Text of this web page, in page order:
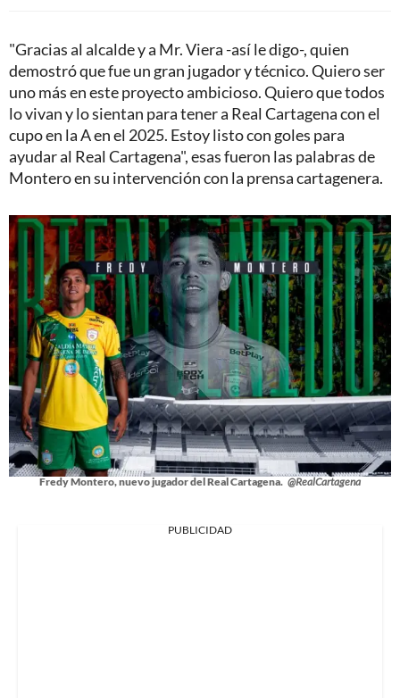
"Gracias al alcalde y a Mr. Viera -así le digo-, quien
demostró que fue un gran jugador y técnico. Quiero ser
uno más en este proyecto ambicioso. Quiero que todos
lo vivan y lo sientan para tener a Real Cartagena con el
cupo en la A en el 2025. Estoy listo con goles para
ayudar al Real Cartagena", esas fueron las palabras de
Montero en su intervención con la prensa cartagenera.
Fredy Montero, nuevo jugador del Real Cartagena. @RealCartagena
PUBLICIDAD